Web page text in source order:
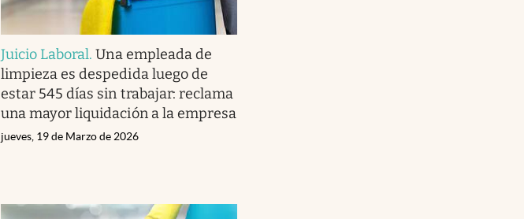
Juicio Laboral.Una empleada de
limpieza es despedida luego de
estar 545 días sin trabajar: reclama
una mayor liquidación a la empresa
jueves, 19 de Marzo de 2026